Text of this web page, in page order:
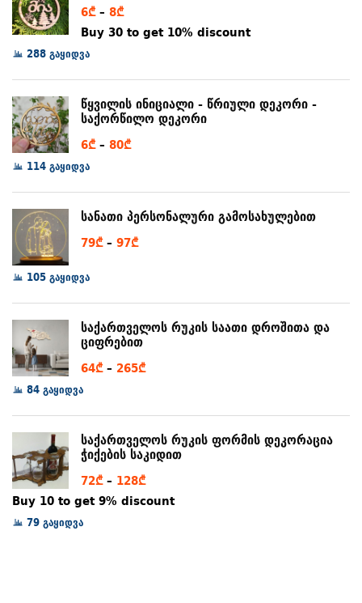
6₾ – 8₾Price
range:
Buy 30 to get 10% discount
288 გაყიდვა
წყვილის ინიციალი - წრიული დეკორი -
საქორწილო დეკორი
6₾ – 80₾Price
through
80₾
114 გაყიდვა
სანათი პერსონალური გამოსახულებით
79₾ – 97₾Price
through
97₾
105 გაყიდვა
საქართველოს რუკის საათი დროშითა და
ციფრებით
64₾ – 265₾Price
through
265₾
84 გაყიდვა
საქართველოს რუკის ფორმის დეკორაცია
ჭიქების საკიდით
72₾ – 128₾Price
range:
Buy 10 to get 9% discount
79 გაყიდვა